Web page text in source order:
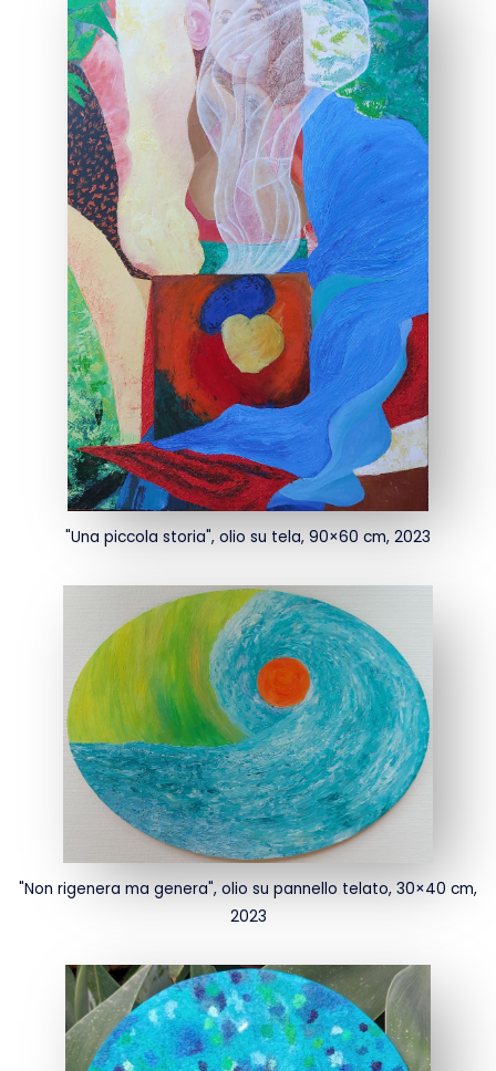
"Una piccola storia", olio su tela, 90×60 cm, 2023
"Non rigenera ma genera", olio su pannello telato, 30×40 cm,
2023